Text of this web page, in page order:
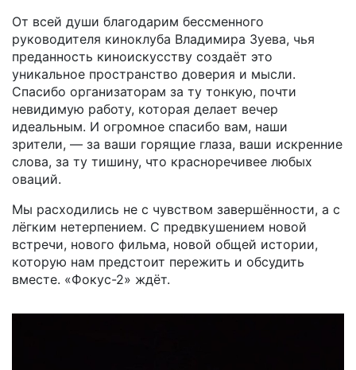
От всей души благодарим бессменного
руководителя киноклуба Владимира Зуева, чья
преданность киноискусству создаёт это
уникальное пространство доверия и мысли.
Спасибо организаторам за ту тонкую, почти
невидимую работу, которая делает вечер
идеальным. И огромное спасибо вам, наши
зрители, — за ваши горящие глаза, ваши искренние
слова, за ту тишину, что красноречивее любых
оваций.
Мы расходились не с чувством завершённости, а с
лёгким нетерпением. С предвкушением новой
встречи, нового фильма, новой общей истории,
которую нам предстоит пережить и обсудить
вместе. «Фокус-2» ждёт.